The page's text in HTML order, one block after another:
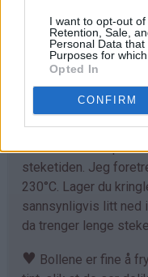
I want to opt-out of
Retention, Sale,
Personal Data
Purposes for
Opted In
CONFIRM
Tilpass
mer enn det som er
være god å trille og
♥
Det går fint å
kanelboller,
Eneste du må
steketiden. Jeg
230°C. Lager du
sannsynligvis litt ned
da trenger lenge
♥ Bollene er fine å